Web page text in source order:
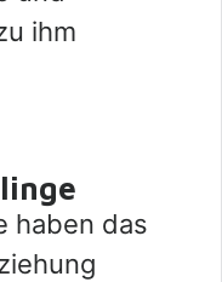
ihm
haben das